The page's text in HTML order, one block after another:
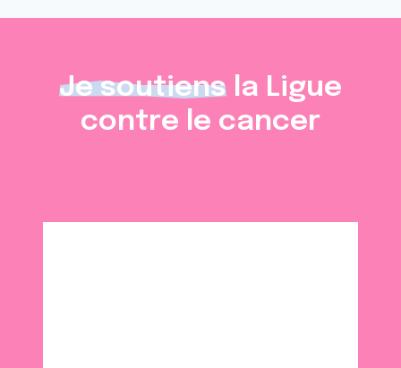
Je soutiens la Ligue
contre le cancer